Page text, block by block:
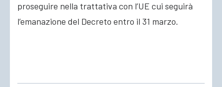
proseguire nella trattativa con l’UE cui seguirà
l’emanazione del Decreto entro il 31 marzo.